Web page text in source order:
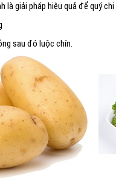
giải pháp hiệu quả để quý
sau đó luộc chín.